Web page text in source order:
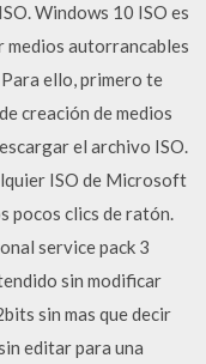
Windows 10 ISO es
medios autorrancables
ello, primero te
creación de medios
el archivo ISO.
ISO de Microsoft
pocos clics de ratón.
service pack 3
sin modificar
sin mas que decir
editar para una